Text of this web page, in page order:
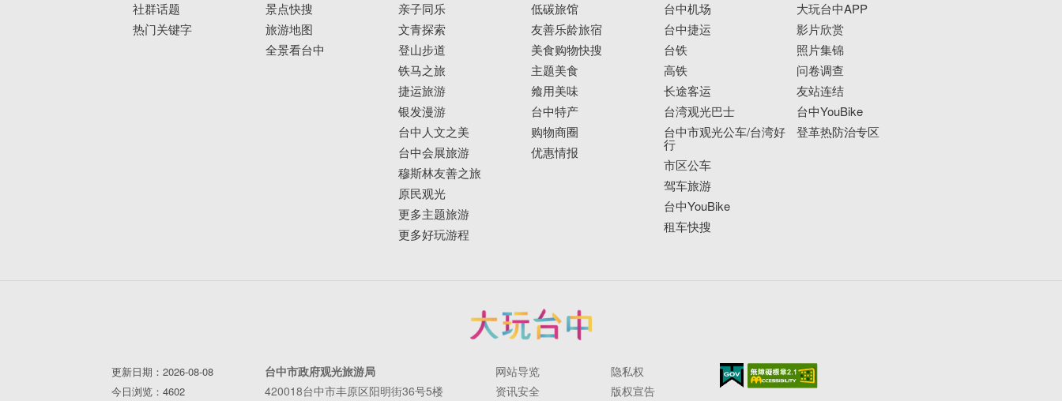
社群话题
热门关键字
景点快搜
旅游地图
全景看台中
亲子同乐
文青探索
登山步道
铁马之旅
捷运旅游
银发漫游
台中人文之美
台中会展旅游
穆斯林友善之旅
原民观光
更多主题旅游
更多好玩游程
低碳旅馆
友善乐龄旅宿
美食购物快搜
主题美食
飨用美味
台中特产
购物商圈
优惠情报
台中机场
台中捷运
台铁
高铁
长途客运
台湾观光巴士
台中市观光公车/台湾好
行
市区公车
驾车旅游
台中YouBike
租车快搜
大玩台中APP
影片欣赏
照片集锦
问卷调查
友站连结
台中YouBike
登革热防治专区
更新日期：2026-08-08
今日浏览：4602
台中市政府观光旅游局
420018台中市丰原区阳明街36号5楼
网站导览
隐私权
资讯安全
版权宣告